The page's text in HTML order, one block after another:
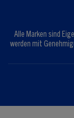
Alle Marken sind
werden mit